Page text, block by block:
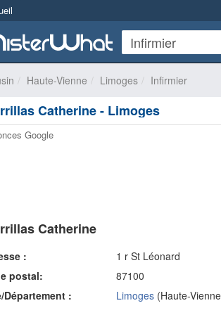
Haute-Vienne Limoges Infirmier
Catherine - Limoges
Google
Catherine
:
1 r St Léonard
postal:
87100
Département :
Limoges(Haute-Vienne